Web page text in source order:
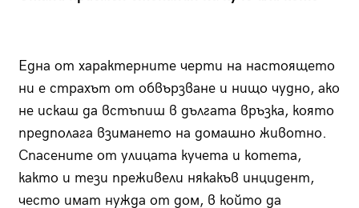
Една от характерните черти на настоящето
ни е страхът от обвързване и нищо чудно, ако
не искаш да встъпиш в дългата връзка, която
предполага взимането на домашно животно.
Спасените от улицата кучета и котета,
както и тези преживели някакъв инцидент,
често имат нужда от дом, в който да